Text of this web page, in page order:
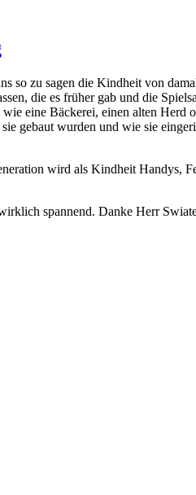
zu sagen die Kindheit von
die es früher gab und die
eine Bäckerei, einen alten
gebaut wurden und wie sie
wird als Kindheit Handys,
spannend. Danke Herr